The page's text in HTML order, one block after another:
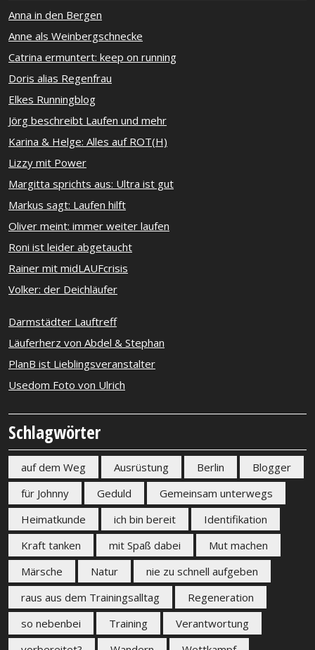
Anna in den Bergen
Anne als Weinbergschnecke
Catrina ermuntert: keep on running
Doris alias Regenfrau
Elkes Runningblog
Jörg beschreibt Laufen und mehr
Karina & Helge: Alles auf ROT(H)
Lizzy mit Power
Margitta sprichts aus: Ultra ist gut
Markus sagt: Laufen hilft
Oliver meint: immer weiter laufen
Roni ist leider abgetaucht
Rainer mit midLAUFcrisis
Volker: der Deichläufer
Darmstädter Lauftreff
Läuferherz von Abdel & Stephan
PlanB ist Lieblingsveranstalter
Usedom Foto von Ulrich
Schlagwörter
auf dem Weg Ausrüstung Berlin
Blogger
für Johnny
Geduld
Gemeinsam unterwegs
Heimatkunde
ich bin bereit
Identifikation
Kraft tanken
mit Spaß dabei
Mut machen
Märsche
Natur
nie zu schnell aufgeben
raus aus dem Trainingsalltag
Regeneration
so nebenbei
Training
Verantwortung